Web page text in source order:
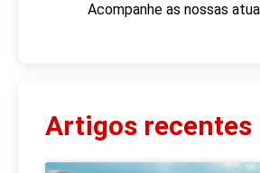
Acompanhe as nossas
Artigos recentes